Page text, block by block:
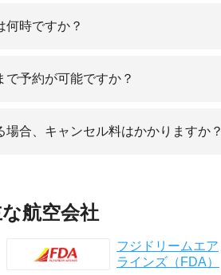
何時ですか？
予約が可能ですか？
合、キャンセル料はかかりますか？
航空会社
フジドリームエア
ラインズ（FDA）